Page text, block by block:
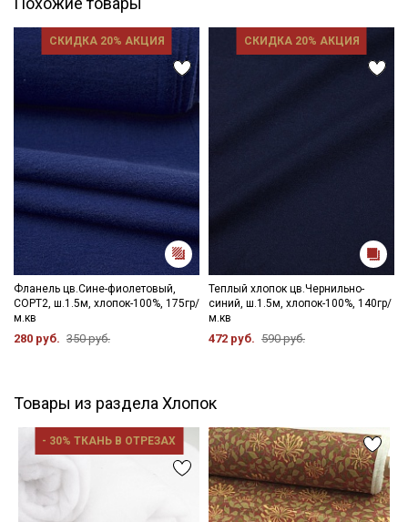
СКИДКА 20% АКЦИЯ
Фланель цв.Сине-фиолетовый,
СОРТ2, ш.1.5м, хлопок-100%, 175гр/
м.кв
280 руб. 350 руб.
СКИДКА 20% АКЦИЯ
Теплый хлопок цв.Чернильно-
синий, ш.1.5м, хлопок-100%, 140гр/
м.кв
472 руб. 590 руб.
Товары из раздела Хлопок
- 30% ТКАНЬ В ОТРЕЗАХ